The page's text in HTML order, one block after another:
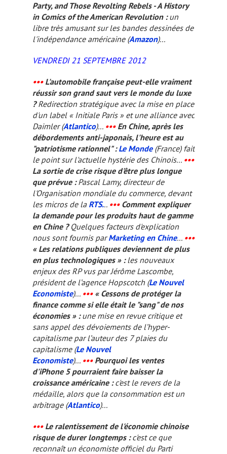
Party, and Those Revolting Rebels - A History
in Comics of the American Revolution:un
libre très amusant sur les bandes dessinées de
l'indépendance américaine (Amazon)...
VENDREDI 21 SEPTEMBRE 2012
•••L'automobile française peut-elle vraiment
réussir son grand saut vers le monde du luxe
?Redirection stratégique avec la mise en place
d'un label « Initiale Paris » et une alliance avec
Daimler (Atlantico)... •••En Chine, après les
débordements anti-japonais, l'heure est au
"patriotisme rationnel" : Le Monde(France) fait
le point sur l'actuelle hystérie des Chinois... •••
La sortie de crise risque d'être plus longue
que prévue :Pascal Lamy, directeur de
l'Organisation mondiale du commerce, devant
les micros de la RTS... •••Comment expliquer
la demande pour les produits haut de gamme
en Chine ?Quelques facteurs d'explication
nous sont fournis parMarketing en Chine... •••
« Les relations publiques deviennent de plus
en plus technologiques » :les nouveaux
enjeux des RP vus par Jérôme Lascombe,
président de l’agence Hopscotch (Le Nouvel
Economiste)... ••• « Cessons de protéger la
finance comme si elle était le "sang" de nos
économies » :une mise en revue critique et
sans appel des dévoiements de l’hyper-
capitalisme par l’auteur des7 plaies du
capitalisme(Le Nouvel
Economiste)... •••Pourquoi les ventes
d'iPhone 5 pourraient faire baisser la
croissance américaine :c'est le revers de la
médaille, alors que la consommation est un
arbitrage (Atlantico)...
•••Le ralentissement de l'économie chinoise
risque de durer longtemps :c'est ce que
reconnaît un économiste officiel du Parti